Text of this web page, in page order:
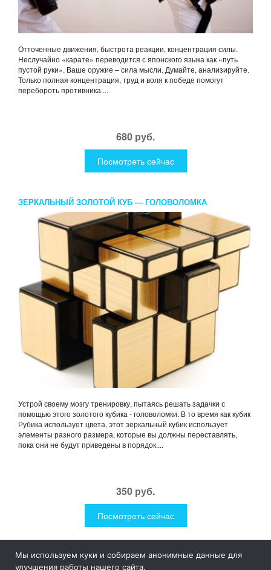
Отточенные движения, быстрота реакции, концентрация силы.
Неслучайно «карате» переводится с японского языка как «путь
пустой руки». Ваше оружие – сила мысли. Думайте, анализируйте.
Только полная концентрация, труд и воля к победе помогут
перебороть противника....
680 руб.
Посмотреть сейчас
ЗЕРКАЛЬНЫЙ ЗОЛОТОЙ КУБ — ГОЛОВОЛОМКА
Устрой своему мозгу тренировку, пытаясь решать задачки с
помощью этого золотого кубика - головоломки. В то время как кубик
Рубика использует цвета, этот зеркальный кубик использует
элементы разного размера, которые вы должны переставлять,
пока они не будут приведены в порядок....
350 руб.
Посмотреть сейчас
1Like
Мы используем куки и собираем анонимные данные для
улучшения работы нашего сайта.